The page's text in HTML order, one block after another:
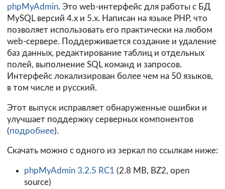
phpMyAdmin. Это web-интерфейс для работы с БД
MySQL версий 4.х и 5.х. Написан на языке PHP, что
позволяет использовать его практически на любом
web-сервере. Поддерживается создание и удаление
баз данных, редактирование таблиц и отдельных
полей, выполнение SQL команд и запросов.
Интерфейс локализирован более чем на 50 языков,
в том числе и русский.
Этот выпуск исправляет обнаруженные ошибки и
улучшает поддержку серверных компонентов
(подробнее).
Скачать можно с одного из зеркал по ссылкам ниже:
phpMyAdmin 3.2.5 RC1 (2.8 MB, BZ2, open
source)